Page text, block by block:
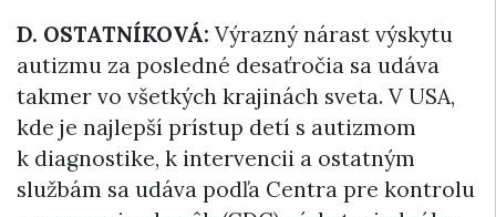
D. OSTATNÍKOVÁ: Výrazný nárast výskytu
autizmu za posledné desaťročia sa udáva
takmer vo všetkých krajinách sveta. V USA,
kde je najlepší prístup detí s autizmom
k diagnostike, k intervencii a ostatným
službám sa udáva podľa Centra pre kontrolu